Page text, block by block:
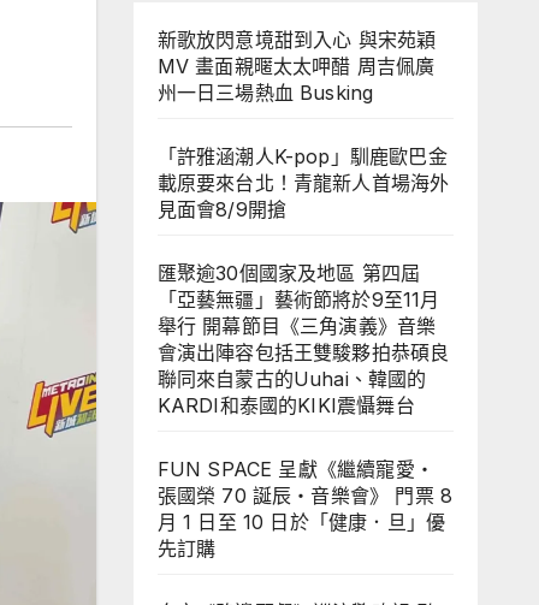
新歌放閃意境甜到入心 與宋苑穎
MV 畫面親暱太太呷醋 周吉佩廣
州一日三場熱血 Busking
「許雅涵潮人K-pop」馴鹿歐巴金
載原要來台北！青龍新人首場海外
見面會8/9開搶
匯聚逾30個國家及地區 第四屆
「亞藝無疆」藝術節將於9至11月
舉行 開幕節目《三角演義》音樂
會演出陣容包括王雙駿夥拍恭碩良
聯同來自蒙古的Uuhai、韓國的
KARDI和泰國的KIKI震懾舞台
FUN SPACE 呈獻《繼續寵愛・
張國榮 70 誕辰・音樂會》 門票 8
月 1 日至 10 日於「健康．旦」優
先訂購